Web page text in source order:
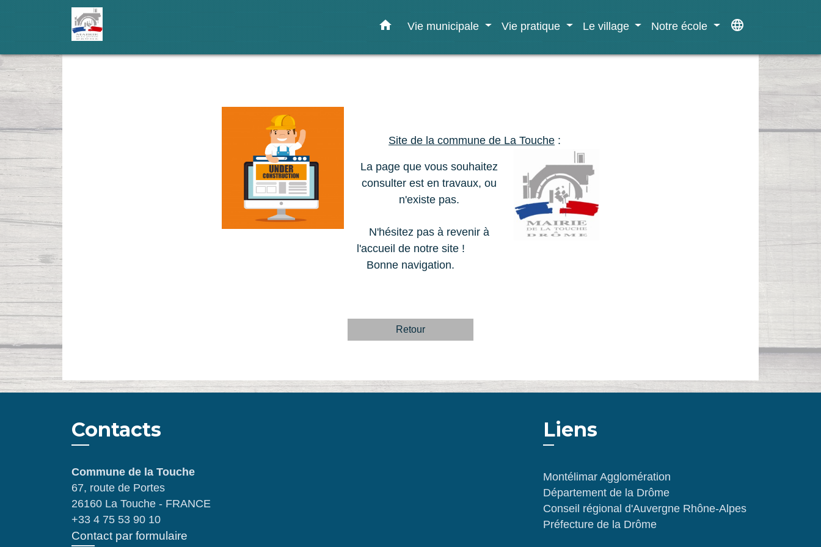
home Vie municipale Vie pratique Le village Notre école language
Site de la commune de La Touche :
La page que vous souhaitez
consulter est en travaux, ou
n'existe pas.
N'hésitez pas à revenir à
l'accueil de notre site !
Bonne navigation.
Retour
Contacts
Commune de la Touche
67, route de Portes
26160 La Touche - FRANCE
+33 4 75 53 90 10
Contact par formulaire
Liens
Montélimar Agglomération
Département de la Drôme
Conseil régional d'Auvergne Rhône-Alpes
Préfecture de la Drôme